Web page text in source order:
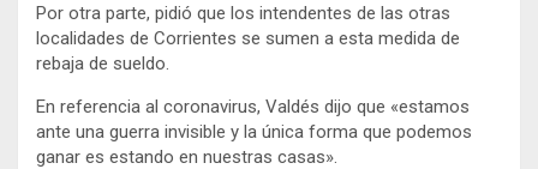
Por otra parte, pidió que los intendentes de las otras
localidades de Corrientes se sumen a esta medida de
rebaja de sueldo.
En referencia al coronavirus, Valdés dijo que «estamos
ante una guerra invisible y la única forma que podemos
ganar es estando en nuestras casas».